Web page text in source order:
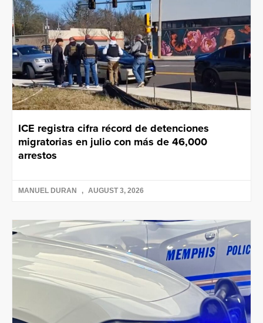
ICE registra cifra récord de detenciones
migratorias en julio con más de 46,000
arrestos
MANUEL DURAN AUGUST 3, 2026